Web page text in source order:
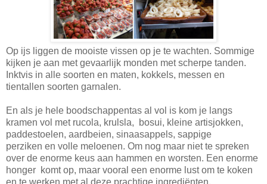
Op ijs liggen de mooiste vissen op je te wachten. Sommige
kijken je aan met gevaarlijk monden met scherpe tanden.
Inktvis in alle soorten en maten, kokkels, messen en
tientallen soorten garnalen.
En als je hele boodschappentas al vol is kom je langs
kramen vol met rucola, krulsla, bosui, kleine artisjokken,
paddestoelen, aardbeien, sinaasappels, sappige
perziken en volle meloenen. Om nog maar niet te spreken
over de enorme keus aan hammen en worsten. Een enorme
honger komt op, maar vooral een enorme lust om te koken
en te werken met al deze prachtige ingrediënten.